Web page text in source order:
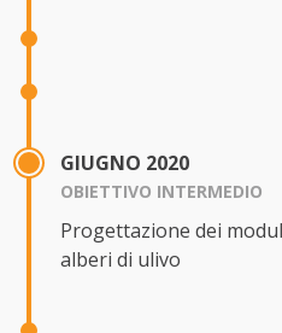
GIUGNO 2020
OBIETTIVO INTERMEDIO
Progettazione dei
alberi di ulivo